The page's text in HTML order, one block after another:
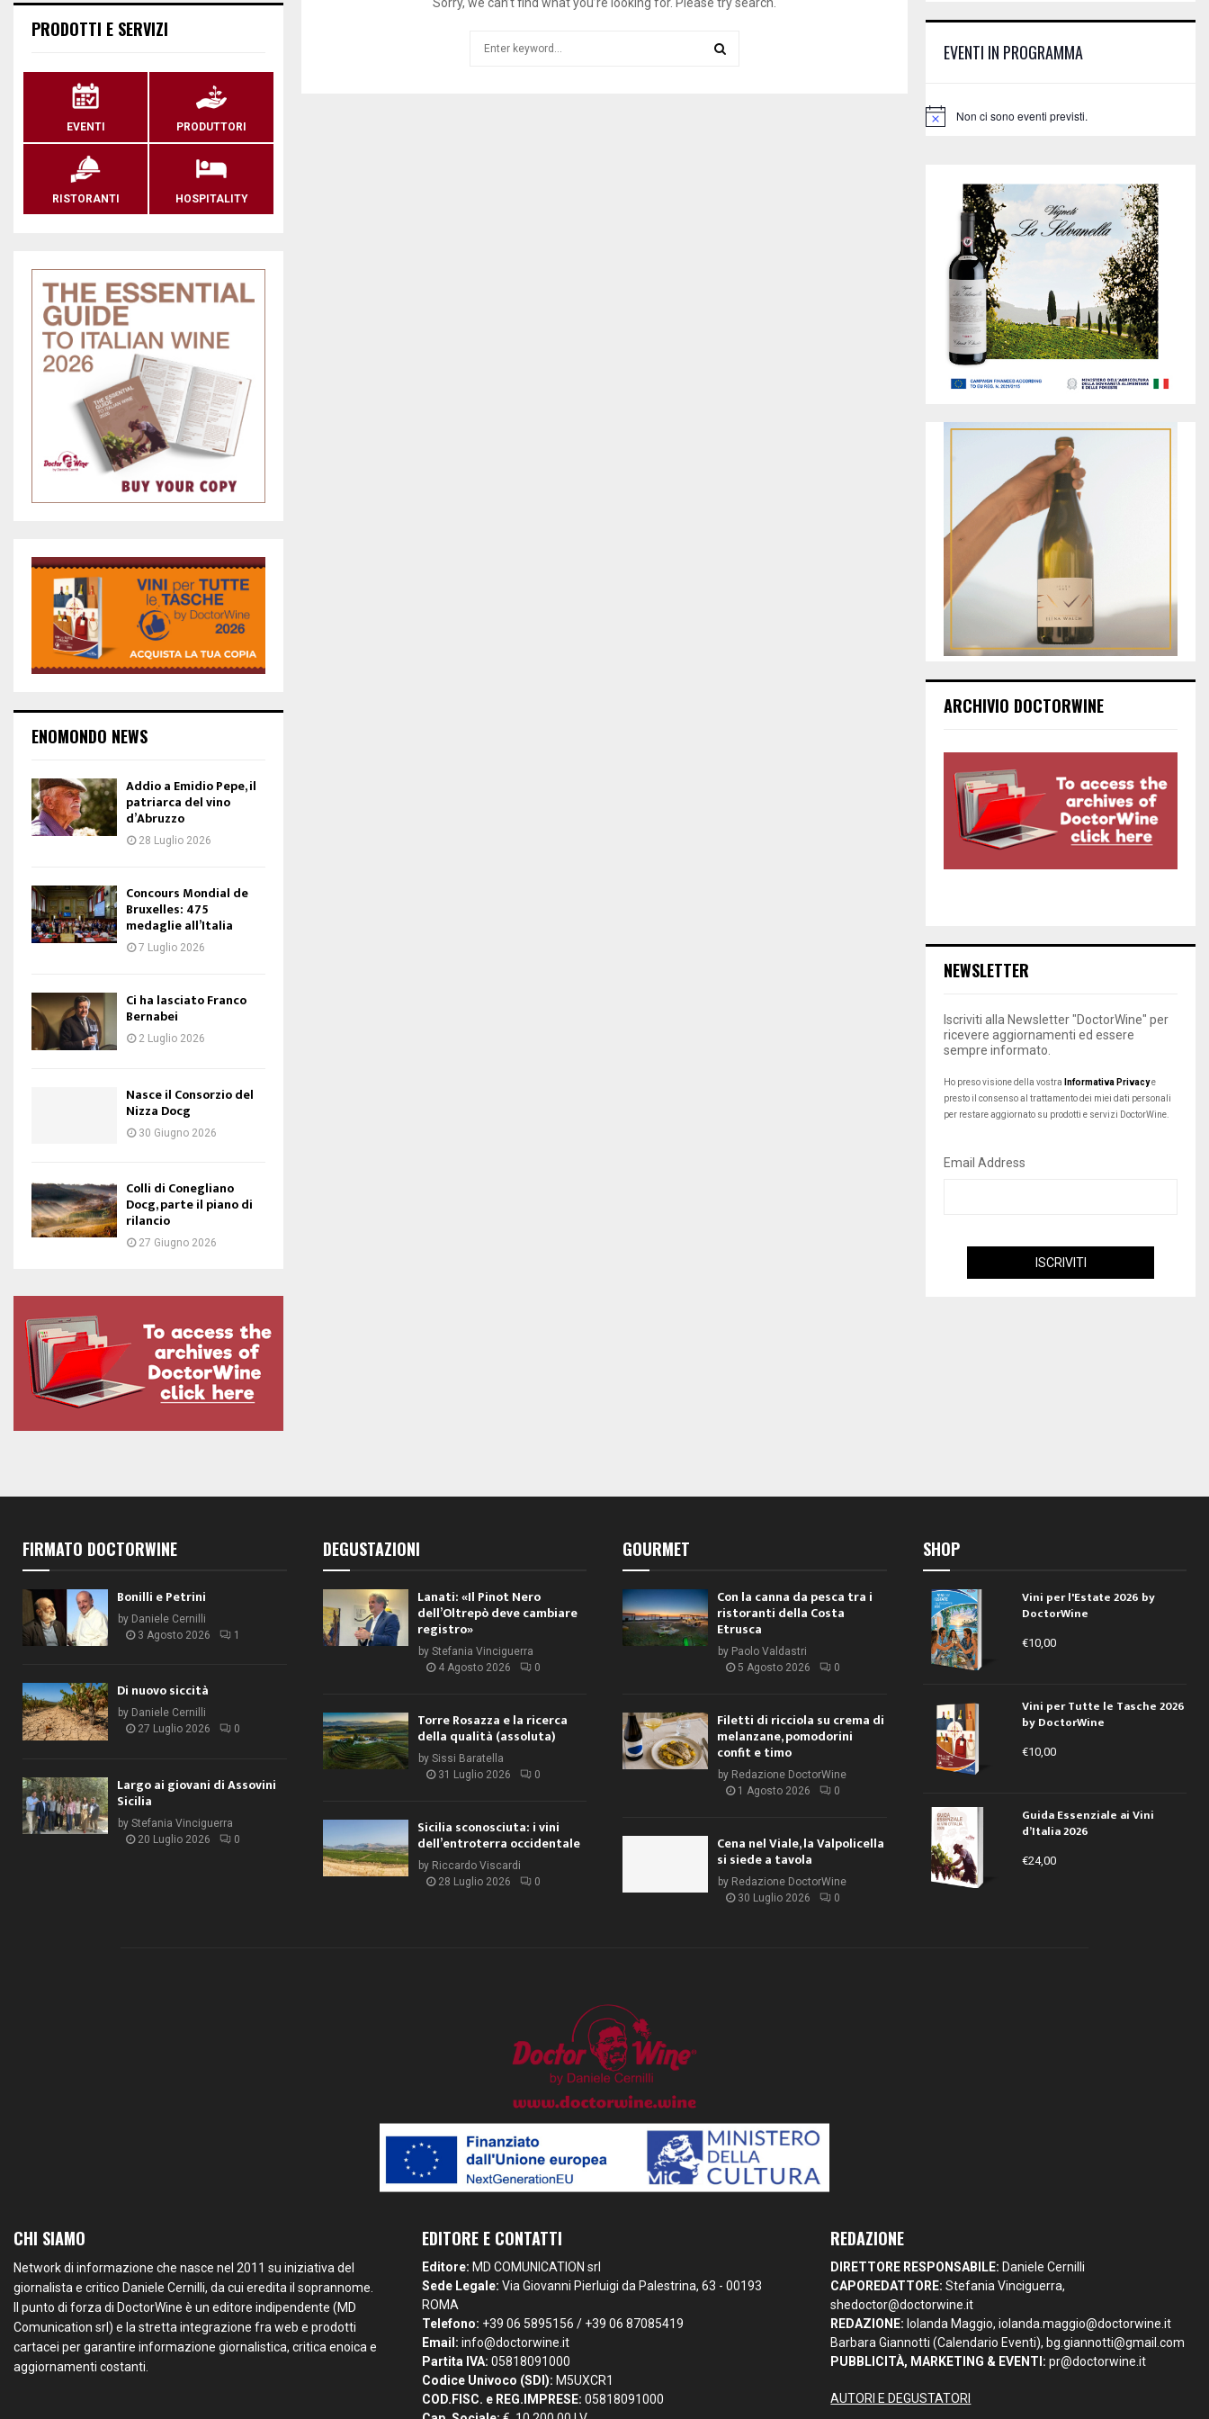
PRODOTTI E SERVIZI
EVENTI PRODUTTORI
RISTORANTI HOSPITALITY
ENOMONDO NEWS
Addio a Emidio Pepe, il
patriarca del vino
d’Abruzzo
28 Luglio 2026
Concours Mondial de
Bruxelles: 475
medaglie all’Italia
7 Luglio 2026
Ci ha lasciato Franco
Bernabei
2 Luglio 2026
Nasce il Consorzio del
Nizza Docg
30 Giugno 2026
Colli di Conegliano
Docg, parte il piano di
rilancio
27 Giugno 2026
o
EVENTI IN PROGRAMMA
N
Non ci sono eventi previsti.
ARCHIVIO DOCTORWINE
NEWSLETTER
Iscriviti alla Newsletter "DoctorWine" per
ricevere aggiornamenti ed essere
sempre informato.
Ho preso visione della vostra Informativa Privacye
presto il consenso al trattamento dei miei dati personali
per restare aggiornato su prodotti e servizi DoctorWine.
Email Address
FIRMATO DOCTORWINE
Bonilli e Petrini
by Daniele Cernilli
3 Agosto 2026
1
Di nuovo siccità
by Daniele Cernilli
27 Luglio 2026
0
Largo ai giovani di Assovini
Sicilia
by Stefania Vinciguerra
20 Luglio 2026
0
DEGUSTAZIONI
Lanati: «Il Pinot Nero
dell’Oltrepò deve cambiare
registro»
by Stefania Vinciguerra
4 Agosto 2026
0
Torre Rosazza e la ricerca
della qualità (assoluta)
by Sissi Baratella
31 Luglio 2026
0
Sicilia sconosciuta: i vini
dell’entroterra occidentale
by Riccardo Viscardi
28 Luglio 2026
0
GOURMET
Con la canna da pesca tra i
ristoranti della Costa
Etrusca
by Paolo Valdastri
5 Agosto 2026
0
Filetti di ricciola su crema di
melanzane, pomodorini
confit e timo
by Redazione DoctorWine
1 Agosto 2026
0
Cena nel Viale, la Valpolicella
si siede a tavola
by Redazione DoctorWine
30 Luglio 2026
0
SHOP
Vini per l'Estate 2026 by
DoctorWine
€10,00
Vini per Tutte le Tasche 2026
by DoctorWine
€10,00
Guida Essenziale ai Vini
d’Italia 2026
€24,00
CHI SIAMO
Network di informazione che nasce nel 2011 su iniziativa del
giornalista e critico Daniele Cernilli, da cui eredita il soprannome.
Il punto di forza di DoctorWine è un editore indipendente (MD
Comunication srl) e la stretta integrazione fra web e prodotti
cartacei per garantire informazione giornalistica, critica enoica e
aggiornamenti costanti.
EDITORE E CONTATTI
Editore: MD COMUNICATION srl
Sede Legale: Via Giovanni Pierluigi da Palestrina, 63 - 00193
ROMA
Telefono: +39 06 5895156 / +39 06 87085419
Email: info@doctorwine.it
Partita IVA: 05818091000
Codice Univoco (SDI): M5UXCR1
COD.FISC. e REG.IMPRESE: 05818091000
REDAZIONE
DIRETTORE RESPONSABILE: Daniele Cernilli
CAPOREDATTORE: Stefania Vinciguerra,
shedoctor@doctorwine.it
REDAZIONE: Iolanda Maggio,iolanda.maggio@doctorwine.it
Barbara Giannotti (Calendario Eventi), bg.giannotti@gmail.com
PUBBLICITÀ, MARKETING & EVENTI: pr@doctorwine.it
AUTORI E DEGUSTATORI